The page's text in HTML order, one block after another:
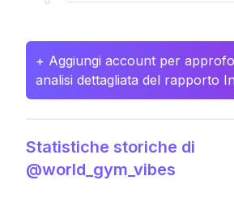
+ Aggiungi account per
analisi dettagliata del rapporto
Statistiche storiche di
@world_gym_vibes